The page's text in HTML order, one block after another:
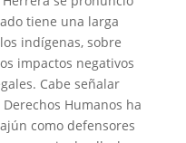
tiene una larga
indígenas, sobre
impactos negativos
Cabe señalar
Humanos ha
como defensores